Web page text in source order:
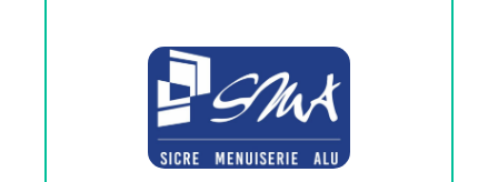
SMA
Menuiserie, Volet, Portail, Porte de Garage,
Rideau Métallique, Véranda, Pergola